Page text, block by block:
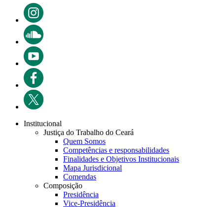
Institucional
Justiça do Trabalho do Ceará
Quem Somos
Competências e responsabilidades
Finalidades e Objetivos Institucionais
Mapa Jurisdicional
Comendas
Composição
Presidência
Vice-Presidência